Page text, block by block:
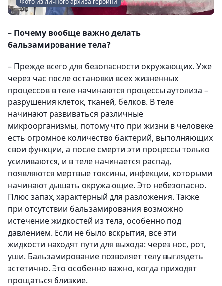
– Почему вообще важно делать
бальзамирование тела?
– Прежде всего для безопасности окружающих. Уже
через час после остановки всех жизненных
процессов в теле начинаются процессы аутолиза –
разрушения клеток, тканей, белков. В теле
начинают развиваться различные
микроорганизмы, потому что при жизни в человеке
есть огромное количество бактерий, выполняющих
свои функции, а после смерти эти процессы только
усиливаются, и в теле начинается распад,
появляются мертвые токсины, инфекции, которыми
начинают дышать окружающие. Это небезопасно.
Плюс запах, характерный для разложения. Также
при отсутствии бальзамирования возможно
истечение жидкостей из тела, особенно под
давлением. Если не было вскрытия, все эти
жидкости находят пути для выхода: через нос, рот,
уши. Бальзамирование позволяет телу выглядеть
эстетично. Это особенно важно, когда приходят
прощаться близкие.